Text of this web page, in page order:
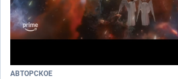
АВТОРСКОЕ